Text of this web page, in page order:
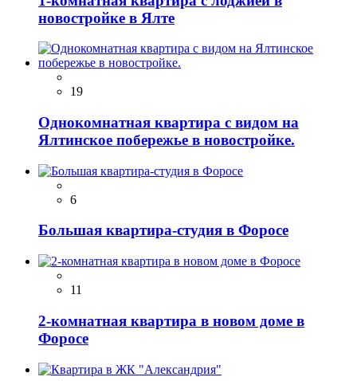
новостройке в Ялте
19
Однокомнатная квартира с видом на
Ялтинское побережье в новостройке.
6
Большая квартира-студия в Форосе
11
2-комнатная квартира в новом доме в
Форосе